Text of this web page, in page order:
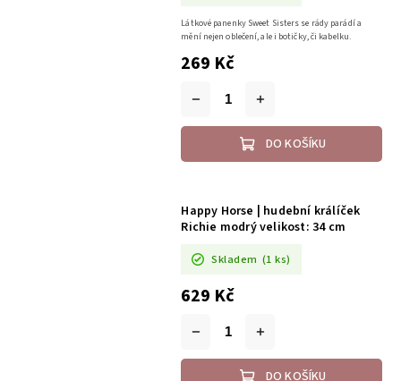
269 Kč
DO KOŠÍKU
Látkové panenky Sweet Sisters se rády parádí a
mění nejen oblečení, ale i botičky, či kabelku.
Happy Horse | hudební králíček
Richie modrý velikost: 34 cm
Skladem (1 ks)
629 Kč
DO KOŠÍKU